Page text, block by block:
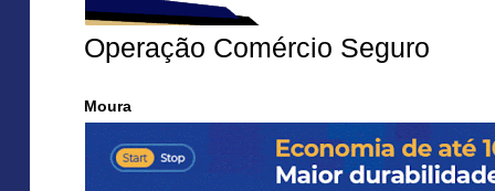
Operação Comércio Seguro
Moura